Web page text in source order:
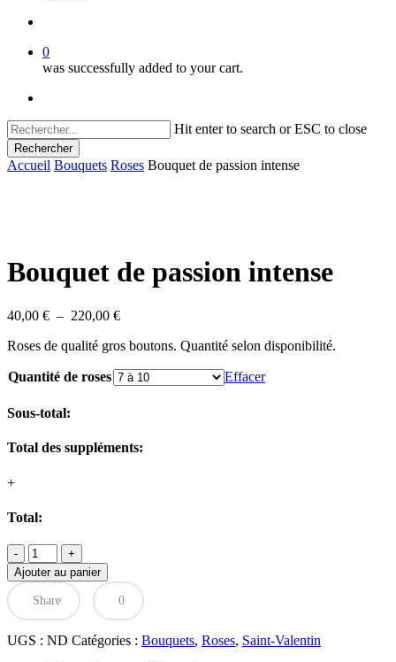
0
was successfully added to your cart.
Hit enter to search or ESC to close
Rechercher
Close
Accueil Bouquets Roses Bouquet de passion intense
Bouquet de passion intense
40,00 € – 220,00 €Plage
prix :
à
Roses de qualité gros boutons. Quantité selon disponibilité.
Quantité de roses Effacer
Sous-total:
Total des suppléments:
+
Total:
quantité
de
Bouquet
de
passion
Ajouter au panier
Share 0
UGS : ND Catégories : Bouquets, Roses, Saint-Valentin